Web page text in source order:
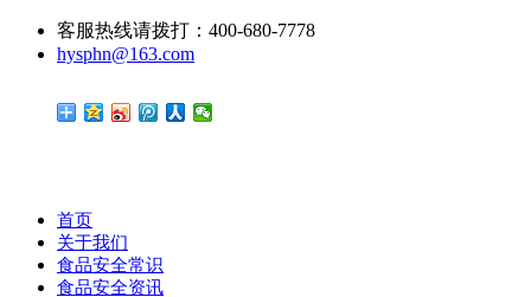
客服热线请拨打：400-680-7778
hysphn@163.com
首页
关于我们
食品安全常识
食品安全资讯